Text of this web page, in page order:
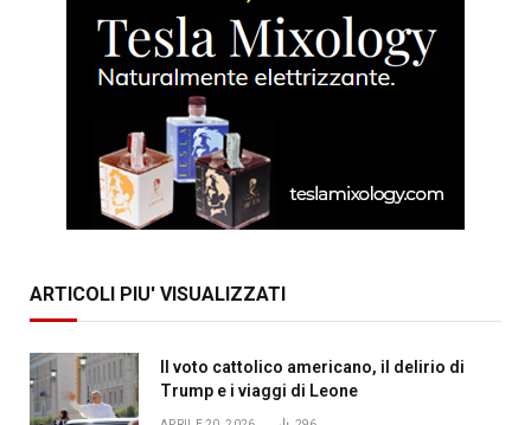
ARTICOLI PIU' VISUALIZZATI
Il voto cattolico americano, il delirio di
Trump e i viaggi di Leone